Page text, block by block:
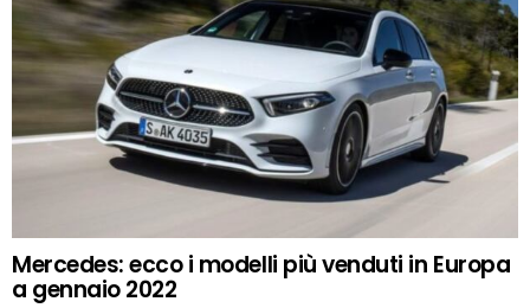
Mercedes: ecco i modelli più venduti in Europa
a gennaio 2022